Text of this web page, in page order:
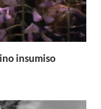
insumiso